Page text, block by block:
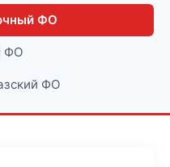
ФО
ФО
ФО